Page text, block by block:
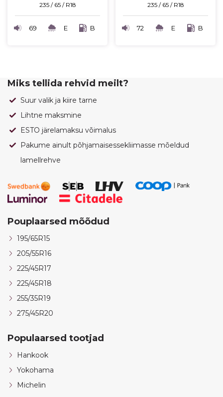
235 / 65 / R18
69 E B
235 / 65 / R18
72 E B
Miks tellida rehvid meilt?
Suur valik ja kiire tarne
Lihtne maksmine
ESTO järelamaksu võimalus
Pakume ainult põhjamaisessekliimasse mõeldud
lamellrehve
Pouplaarsed mõõdud
195/65R15
205/55R16
225/45R17
225/45R18
255/35R19
275/45R20
Populaarsed tootjad
Hankook
Yokohama
Michelin